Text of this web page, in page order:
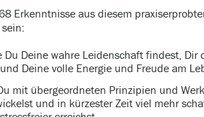
Erkenntnisse aus diesem
Du Deine wahre Leidenschaft findest, Dir
Deine volle Energie und Freude am
mit übergeordneten Prinzipien und
und in kürzester Zeit viel mehr